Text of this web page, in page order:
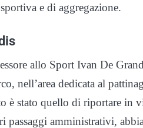
e di aggregazione.
allo Sport Ivan De
nell’area dedicata al
è stato quello di riportare in
passaggi amministrativi,